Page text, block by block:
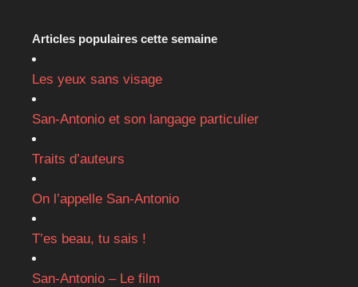
Articles populaires cette semaine
Les yeux sans visage
San-Antonio et son langage particulier
Traits d’auteurs
On l’appelle San-Antonio
T’es beau, tu sais !
San-Antonio – Le film